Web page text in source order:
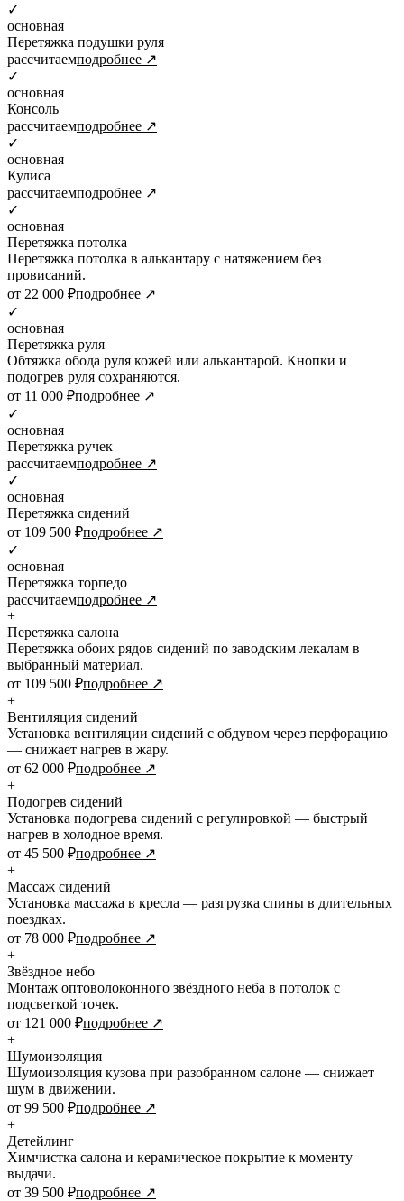
✓
основная
Перетяжка подушки руля
рассчитаемподробнее ↗
✓
основная
Консоль
рассчитаемподробнее ↗
✓
основная
Кулиса
рассчитаемподробнее ↗
✓
основная
Перетяжка потолка
Перетяжка потолка в алькантару с натяжением без
провисаний.
от 22 000 ₽подробнее ↗
✓
основная
Перетяжка руля
Обтяжка обода руля кожей или алькантарой. Кнопки и
подогрев руля сохраняются.
от 11 000 ₽подробнее ↗
✓
основная
Перетяжка ручек
рассчитаемподробнее ↗
✓
основная
Перетяжка сидений
от 109 500 ₽подробнее ↗
✓
основная
Перетяжка торпедо
рассчитаемподробнее ↗
+
Перетяжка салона
Перетяжка обоих рядов сидений по заводским лекалам в
выбранный материал.
от 109 500 ₽подробнее ↗
+
Вентиляция сидений
Установка вентиляции сидений с обдувом через перфорацию
— снижает нагрев в жару.
от 62 000 ₽подробнее ↗
+
Подогрев сидений
Установка подогрева сидений с регулировкой — быстрый
нагрев в холодное время.
от 45 500 ₽подробнее ↗
+
Массаж сидений
Установка массажа в кресла — разгрузка спины в длительных
поездках.
от 78 000 ₽подробнее ↗
+
Звёздное небо
Монтаж оптоволоконного звёздного неба в потолок с
подсветкой точек.
от 121 000 ₽подробнее ↗
+
Шумоизоляция
Шумоизоляция кузова при разобранном салоне — снижает
шум в движении.
от 99 500 ₽подробнее ↗
+
Детейлинг
Химчистка салона и керамическое покрытие к моменту
выдачи.
от 39 500 ₽подробнее ↗